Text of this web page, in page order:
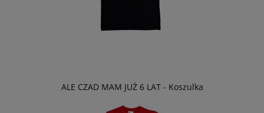
ALE CZAD MAM JUŻ 6 LAT - Koszulka